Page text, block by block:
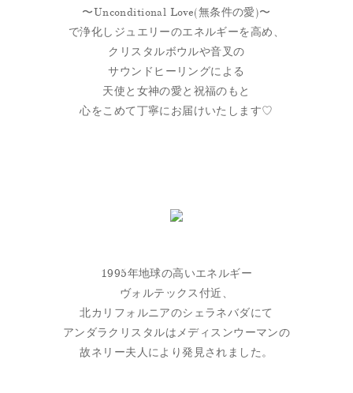
〜Unconditional Love(無条件の愛)〜
で浄化しジュエリーのエネルギーを高め、
クリスタルボウルや音叉の
サウンドヒーリングによる
天使と女神の愛と祝福のもと
心をこめて丁寧にお届けいたします♡
1995年地球の高いエネルギー
ヴォルテックス付近、
北カリフォルニアのシェラネバダにて
アンダラクリスタルはメディスンウーマンの
故ネリー夫人により発見されました。